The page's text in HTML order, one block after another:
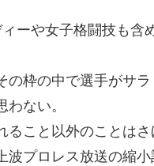
ーや女子格闘技も含
枠の中で選手がサ
ない。
こと以外のことはさ
プロレス放送の縮小